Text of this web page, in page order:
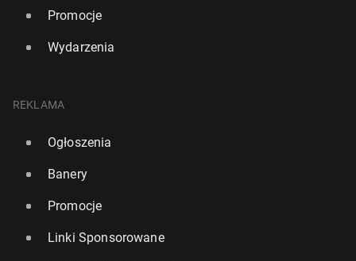
Promocje
Wydarzenia
REKLAMA
Ogłoszenia
Banery
Promocje
Linki Sponsorowane